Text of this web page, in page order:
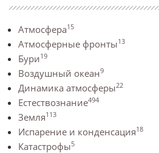
Атмосфера15
Атмосферные фронты13
Бури19
Воздушный океан9
Динамика атмосферы22
Естествознание494
Земля113
Испарение и конденсация18
Катастрофы5